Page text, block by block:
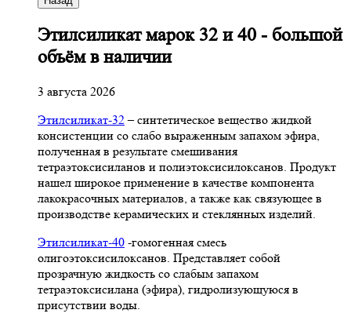
Этилсиликат марок 32 и 40 - большой
объём в наличии
3 августа 2026
Этилсиликат-32– синтетическое вещество жидкой
консистенции со слабо выраженным запахом эфира,
полученная в результате смешивания
тетpаэтоксисиланов и полиэтоксисилоксанов. Продукт
нашел широкое применение в качестве компонента
лакокрасочных материалов, а также как связующее в
производстве керамических и стеклянных изделий.
Этилсиликат-40 -гомогенная смесь
олигоэтоксисилоксанов. Представляет собой
прозрачную жидкость со слабым запахом
тетраэтоксисилана (эфира), гидролизующуюся в
присутствии воды.